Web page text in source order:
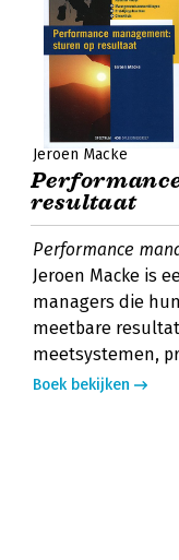
Jeroen Macke
resultaat
Performance
Jeroen Macke is
managers die
meetbare
meetsystemen,
Boek bekijken